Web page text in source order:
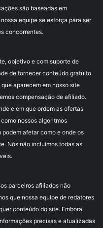
são baseadas em
equipe se esforça para ser
concorrentes.
objetivo e com suporte de
de fornecer conteúdo gratuito
aparecem em nosso site
compensação de afiliado.
e em que ordem as ofertas
nossos algoritmos
afetar como e onde os
Nós não incluímos todas as
parceiros afiliados não
que nossa equipe de redatores
conteúdo do site. Embora
precisas e atualizadas